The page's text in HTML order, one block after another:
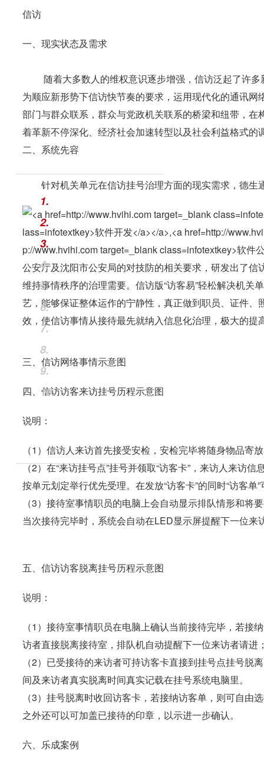
信访
一、现实状态及需求
随着大多数人的维权意识逐步增强，信访泛起了许多
为顺应新形势下信访快节奏的要求，运用现代化的通讯
部门与群众联系，群众与党政机关联系的桥梁和纽带，
着革新不停深化、经济社会加速转型以及社会利益格式
二、系统先容
针对机关单元在信访挂号治理方面的现实需求，德生
公安厅及沈阳市公安局的对技防的相关要求，研发出了信
维持事情秩序的治理需要。信访版“访客易”轻松解决机
艺，能够保证整体运作的宁静性，真正做到职员、证件
效，使信访事情从接待最先就纳入信息化治理，极大的
三、信访网络事情示意图
四、信访访客来访挂号历程示意图
说明：
（1）信访人来访首先接受安检，安检完毕将随身物品寄
（2）在“来访挂号点”挂号并领取“访客卡”，来访人来访
按单元划定举行优先受理。在发放“访客卡”的同时“访客
（3）接待室事情职员的电脑上会自动显示排队情形和
当次接待完毕时，系统会自动在LED显示屏提醒下一位来
五、信访访客脱离挂号历程示意图
说明：
（1）接待室事情职员在电脑上确认当前接待完毕，若
访者直接脱离接待室，排队机自动提醒下一位来访者请进
（2）已受接待的来访者可持访客卡直接到挂号点挂号
间及来访者真实脱离时间真实记载在挂号系统电脑里。
（3）挂号脱离时收回访客卡，若接纳访客单，则可自
之外还可以可加盖已接待的印章，以示进一步确认。
六、乐成案例
1.
2.
3.
4.
5.
6.
7.
8.
9.
10.